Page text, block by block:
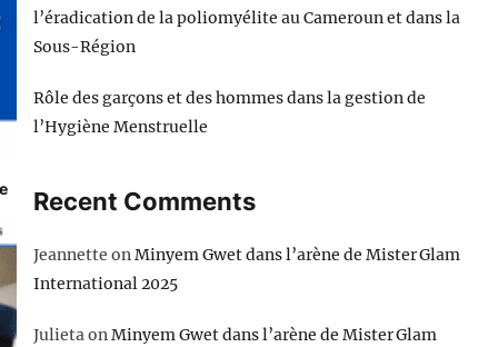
l’éradication de la poliomyélite au Cameroun et dans la
Sous-Région
Rôle des garçons et des hommes dans la gestion de
l’Hygiène Menstruelle
Recent Comments
Jeannette onMinyem Gwet dans l’arène de Mister Glam
International 2025
JulietaonMinyem Gwet dans l’arène de Mister Glam